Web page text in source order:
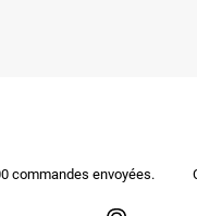
commandes envoyées.